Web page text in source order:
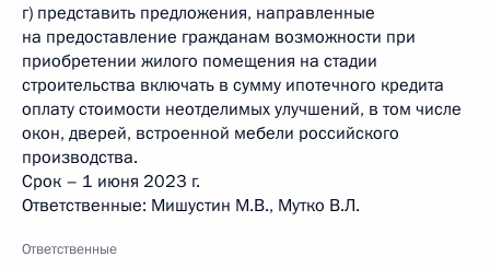
г) представить предложения, направленные
на предоставление гражданам возможности при
приобретении жилого помещения на стадии
строительства включать в сумму ипотечного кредита
оплату стоимости неотделимых улучшений, в том числе
окон, дверей, встроенной мебели российского
производства.
Срок – 1 июня 2023 г.
Ответственные: Мишустин М.В., Мутко В.Л.
Ответственные